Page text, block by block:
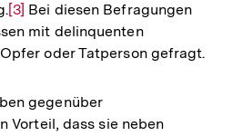
Zur
Auflösung
der
[3] Bei diesen Befragungen
mit delinquenten
oder Tatperson gefragt.
gegenüber
Vorteil, dass sie neben